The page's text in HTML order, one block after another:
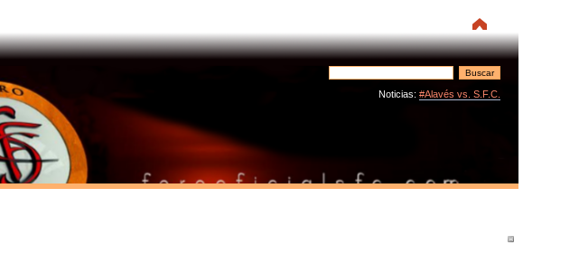
Noticias: #Alavés vs. S.F.C.